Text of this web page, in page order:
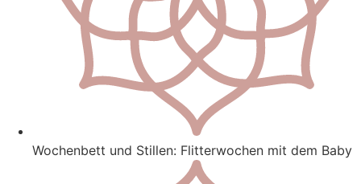
Wochenbett und Stillen: Flitterwochen mit dem Baby